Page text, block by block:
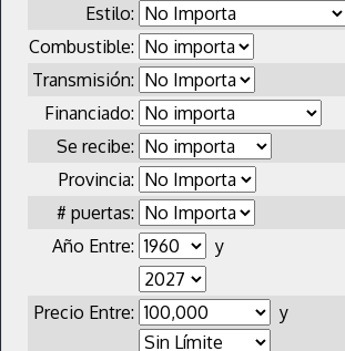
Estilo:
Combustible:
Transmisión:
Financiado:
Se recibe:
Provincia:
# puertas:
Año Entre:
y
Precio Entre: y